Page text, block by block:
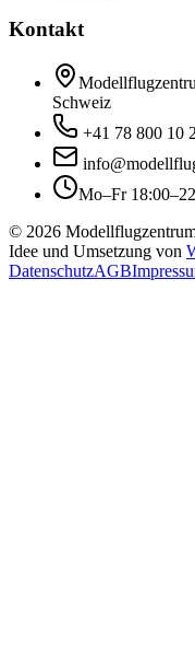
Kontakt
Schweiz
+41 78 800 10
Mo–Fr
© 2026
Idee und Umsetzung von
DatenschutzAGB